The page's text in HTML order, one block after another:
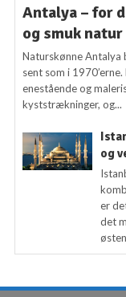
Antalya – for
og smuk natur
Naturskønne Antalya
sent som i
enestående og
kyststrækninger, og...
og
er
det